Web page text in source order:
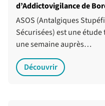
d’Addictovigilance de
ASOS (Antalgiques
Sécurisées) est une
une semaine auprès…
Découvrir